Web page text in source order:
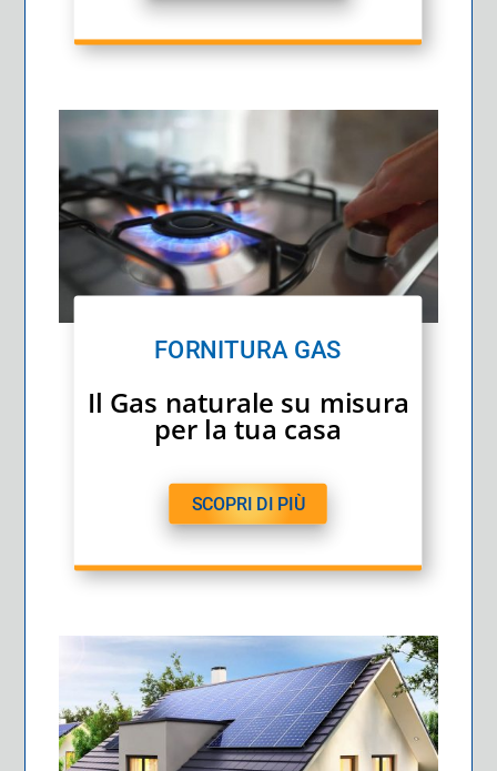
FORNITURA GAS
Il Gas naturale su misura
per la tua casa
SCOPRI DI PIÙ